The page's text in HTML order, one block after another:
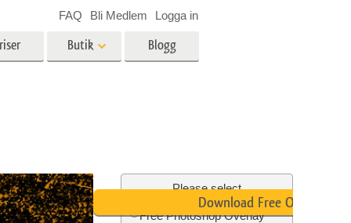
Butik Blogg
FAQ Bli Medlem Logga in
Please select
Free Photoshop Overlay
Download Free Overlay